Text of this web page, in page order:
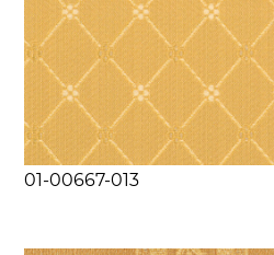
01-00667-013